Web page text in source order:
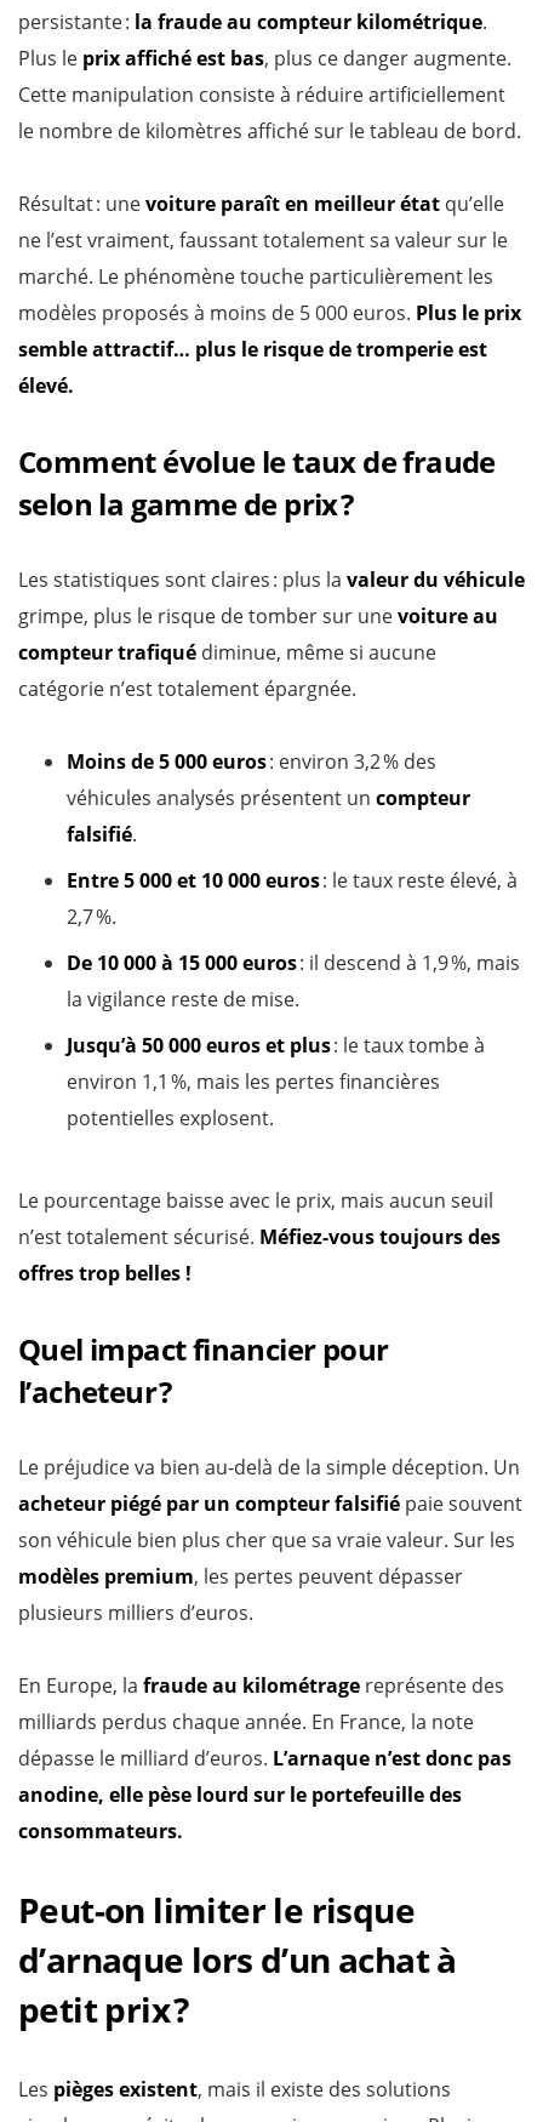
persistante : la fraude au compteur kilométrique.
Plus le prix affiché est bas, plus ce danger augmente.
Cette manipulation consiste à réduire artificiellement
le nombre de kilomètres affiché sur le tableau de bord.
Résultat : unevoiture paraît en meilleur état qu’elle
ne l’est vraiment, faussant totalement sa valeur sur le
marché. Le phénomène touche particulièrement les
modèles proposés à moins de 5 000 euros. Plus le prix
semble attractif… plus le risque de tromperie est
élevé.
Comment évolue le taux de fraude
selon la gamme de prix ?
Les statistiques sont claires : plus la valeur du véhicule
grimpe, plus le risque de tomber sur unevoiture au
compteur trafiqué diminue, même si aucune
catégorie n’est totalement épargnée.
Moins de 5 000 euros: environ 3,2 % des
véhicules analysés présentent un compteur
falsifié.
Entre 5 000 et 10 000 euros: le taux reste élevé, à
2,7 %.
De 10 000 à 15 000 euros: il descend à 1,9 %, mais
la vigilance reste de mise.
Jusqu’à 50 000 euros et plus: le taux tombe à
environ 1,1 %, mais les pertes financières
potentielles explosent.
Le pourcentage baisse avec le prix, mais aucun seuil
n’est totalement sécurisé. Méfiez-vous toujours des
offres trop belles !
Quel impact financier pour
l’acheteur ?
Le préjudice va bien au-delà de la simple déception. Un
acheteur piégé par un compteur falsifié paie souvent
son véhicule bien plus cher que sa vraie valeur. Sur les
modèles premium, les pertes peuvent dépasser
plusieurs milliers d’euros.
En Europe, la fraude au kilométrage représente des
milliards perdus chaque année. En France, la note
dépasse le milliard d’euros. L’arnaque n’est donc pas
anodine, elle pèse lourd sur le portefeuille des
consommateurs.
Peut-on limiter le risque
d’arnaque lors d’un achat à
petit prix ?
Les pièges existent, mais il existe des solutions